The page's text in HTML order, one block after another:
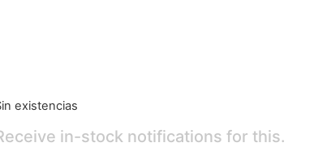
existencias
in-stock notifications for this.